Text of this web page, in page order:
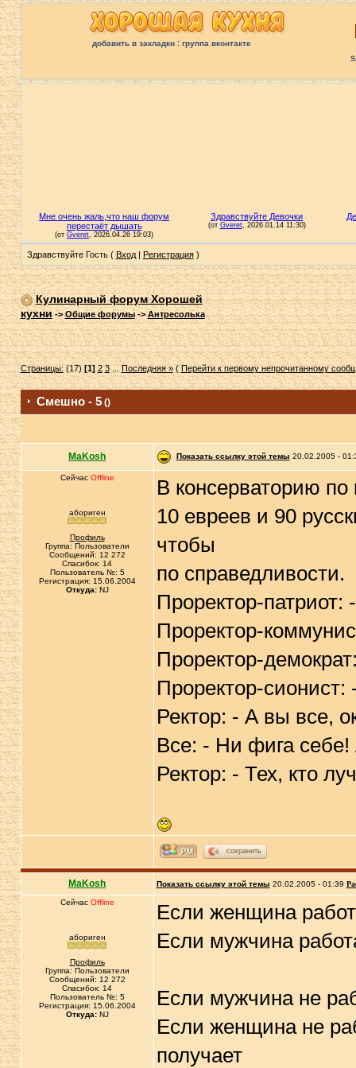
добавить в закладки: группа вконтакте
Здравствуйте Гость ( Вход| Регистрация)
Кулинарный форум Хорошей
кухни->Общие форумы-> Антресолька
Страницы:(17)[1] 2 3...Последняя »(Перейти к первому непрочитанному
Смешно - 5()
MaKosh Показать ссылку этой темы 20.02.2005 -
Сейчас Offline
абориген
Профиль
Группа: Пользователи
Сообщений: 12 272
Спасибок: 14
Пользователь №: 5
Регистрация: 15.06.2004
Откуда:NJ
В консерваторию по
10 евреев и 90
чтобы
по справедливости.
Проректор-патриот:
Проректор-
Проректор-
Проректор-сионист:
Ректор: - А вы все,
Все: - Ни фига себе!
Ректор: - Тех, кто
сохранить
MaKosh Показать ссылку этой темы 20.02.2005 - 01:39
Сейчас Offline
абориген
Профиль
Группа: Пользователи
Сообщений: 12 272
Спасибок: 14
Пользователь №: 5
Регистрация: 15.06.2004
Откуда:NJ
Если женщина
Если мужчина
Если мужчина не
Если женщина не
получает